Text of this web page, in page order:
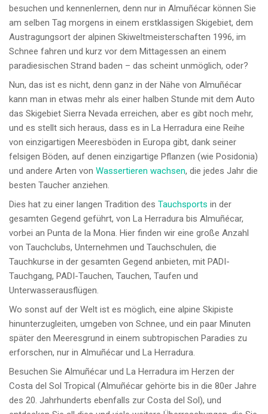
besuchen und kennenlernen, denn nur in Almuñécar können Sie
am selben Tag morgens in einem erstklassigen Skigebiet, dem
Austragungsort der alpinen Skiweltmeisterschaften 1996, im
Schnee fahren und kurz vor dem Mittagessen an einem
paradiesischen Strand baden – das scheint unmöglich, oder?
Nun, das ist es nicht, denn ganz in der Nähe von Almuñécar
kann man in etwas mehr als einer halben Stunde mit dem Auto
das Skigebiet Sierra Nevada erreichen, aber es gibt noch mehr,
und es stellt sich heraus, dass es in La Herradura eine Reihe
von einzigartigen Meeresböden in Europa gibt, dank seiner
felsigen Böden, auf denen einzigartige Pflanzen (wie Posidonia)
und andere Arten von Wassertieren wachsen, die jedes Jahr die
besten Taucher anziehen.
Dies hat zu einer langen Tradition des Tauchsports in der
gesamten Gegend geführt, von La Herradura bis Almuñécar,
vorbei an Punta de la Mona. Hier finden wir eine große Anzahl
von Tauchclubs, Unternehmen und Tauchschulen, die
Tauchkurse in der gesamten Gegend anbieten, mit PADI-
Tauchgang, PADI-Tauchen, Tauchen, Taufen und
Unterwasserausflügen.
Wo sonst auf der Welt ist es möglich, eine alpine Skipiste
hinunterzugleiten, umgeben von Schnee, und ein paar Minuten
später den Meeresgrund in einem subtropischen Paradies zu
erforschen, nur in Almuñécar und La Herradura.
Besuchen Sie Almuñécar und La Herradura im Herzen der
Costa del Sol Tropical (Almuñécar gehörte bis in die 80er Jahre
des 20. Jahrhunderts ebenfalls zur Costa del Sol), und